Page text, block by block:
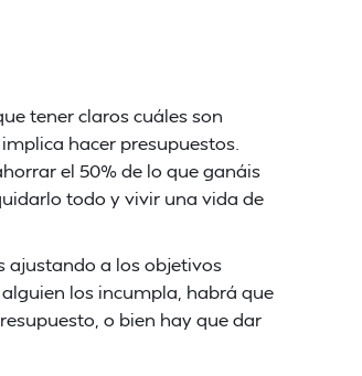
tener claros cuáles son
hacer presupuestos.
el 50% de lo que ganáis
todo y vivir una vida de
ajustando a los objetivos
los incumpla, habrá que
o bien hay que dar